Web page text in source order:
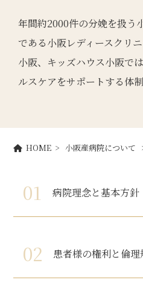
年間約2000件の分娩を扱う
である小阪レディースクリ
小阪、キッズハウス小阪で
ルスケアをサポートする体
HOME >小阪産病院について
01 病院理念と基本方針
02 患者様の権利と倫理